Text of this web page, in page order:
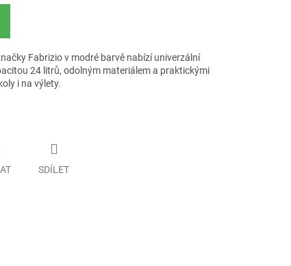
Fabrizio v modré barvě nabízí univerzální
24 litrů, odolným materiálem a praktickými
i na výlety.
SDÍLET